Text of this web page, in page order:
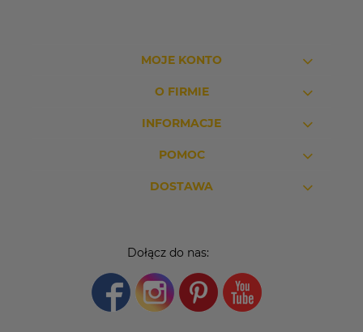
MOJE KONTO
O FIRMIE
INFORMACJE
POMOC
DOSTAWA
Dołącz do nas: